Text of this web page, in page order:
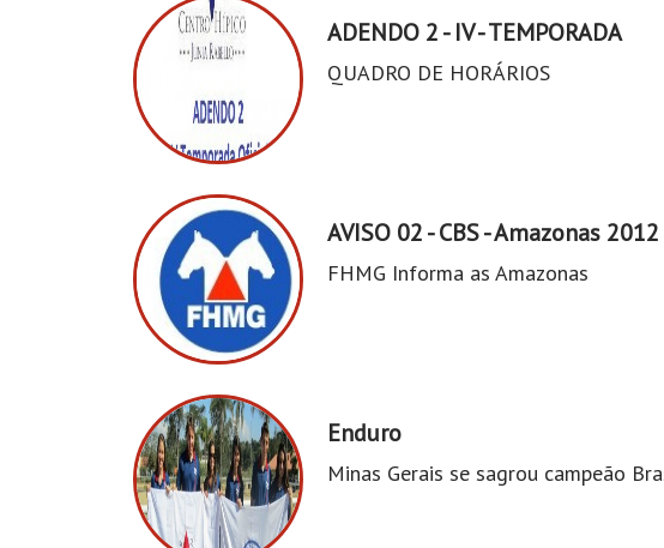
ADENDO 2 - IV - TEMPORADA
QUADRO DE HORÁRIOS
AVISO 02 - CBS - Amazonas 2012
FHMG Informa as Amazonas
Enduro
Minas Gerais se sagrou campeão